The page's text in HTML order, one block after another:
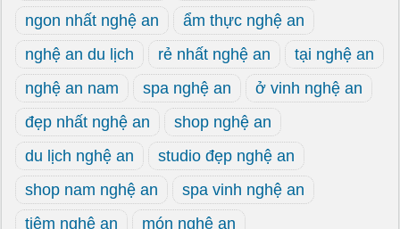
ngon nhất nghệ an
ẩm thực nghệ an
nghệ an du lịch
rẻ nhất nghệ an
tại nghệ an
nghệ an nam
spa nghệ an
ở vinh nghệ an
đẹp nhất nghệ an
shop nghệ an
du lịch nghệ an
studio đẹp nghệ an
shop nam nghệ an
spa vinh nghệ an
tiệm nghệ an
món nghệ an